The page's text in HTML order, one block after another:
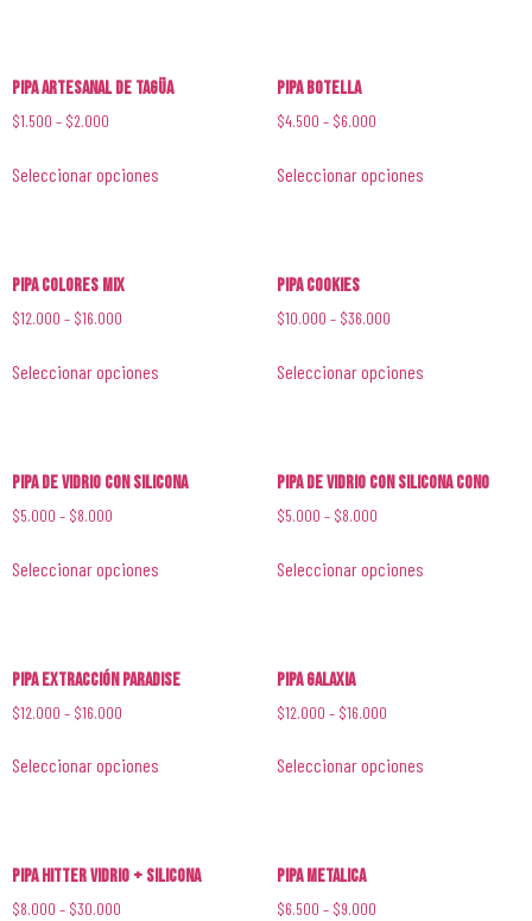
Pipa Artesanal de Tagüa
$1.500 – $2.000
Seleccionar opciones
Pipa Botella
$4.500 – $6.000
Seleccionar opciones
Pipa Colores Mix
$12.000 – $16.000
Seleccionar opciones
Pipa Cookies
$10.000 – $36.000
Seleccionar opciones
Pipa de Vidrio con Silicona
$5.000 – $8.000
Seleccionar opciones
Pipa de Vidrio con Silicona Cono
$5.000 – $8.000
Seleccionar opciones
Pipa Extracción Paradise
$12.000 – $16.000
Seleccionar opciones
Pipa Galaxia
$12.000 – $16.000
Seleccionar opciones
Pipa Hitter Vidrio + Silicona
$8.000 – $30.000
Pipa Metalica
$6.500 – $9.000